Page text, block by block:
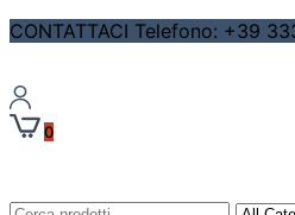
CONTATTACI Telefono: +39
0
Cerca: